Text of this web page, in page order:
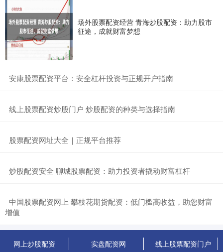
场外股票配资经营 青海炒股配资：助力股市
征途，成就财富梦想
​安康股票配资平台：安全杠杆投资与正规开户指南
​线上股票配资炒股门户 炒股配资的种类与选择指南
​股票配资网址大全｜正规平台推荐
​炒股配资安全 聊城股票配资：助力投资者撬动财富杠杆
​中国股票配资网上 攀枝花期货配资：低门槛高收益，助您财富
增值
网上炒股配资 实盘配资网 线上股票配资门户